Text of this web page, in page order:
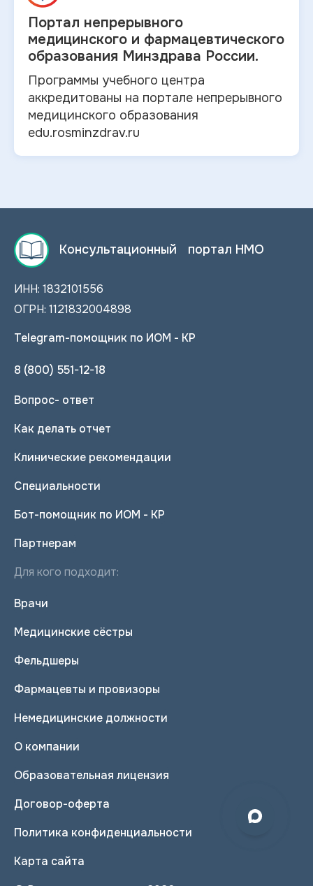
Портал непрерывного
медицинского и фармацевтического
образования Минздрава России.
Программы учебного центра
аккредитованы на портале непрерывного
медицинского образования
edu.rosminzdrav.ru
Консультационный портал НМО
ИНН: 1832101556
ОГРН: 1121832004898
Telegram-помощник по ИОМ - КР
8 (800) 551-12-18
Вопрос- ответ
Как делать отчет
Клинические рекомендации
Специальности
Бот-помощник по ИОМ - КР
Партнерам
Для кого подходит:
Врачи
Медицинские сёстры
Фельдшеры
Фармацевты и провизоры
Немедицинские должности
О компании
Образовательная лицензия
Договор-оферта
Политика конфиденциальности
Карта сайта